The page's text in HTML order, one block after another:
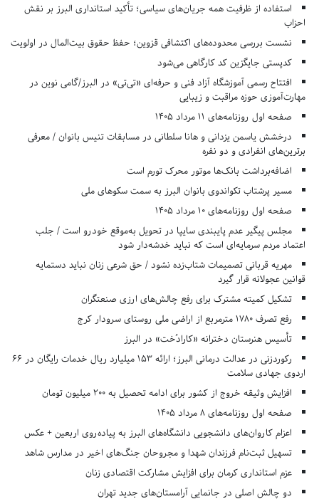
استفاده از ظرفیت همه جریان‌های سیاسی؛ تأکید استانداری البرز بر نقش
احزاب
نشست بررسی محدوده‌های اکتشافی قزوین؛ حفظ حقوق بیت‌المال در اولویت
کدپستی جایگزین کد کارگاهی می‌شود
افتتاح رسمی آموزشگاه آزاد فنی و حرفه‌ای «تی‌تی» در البرز/گامی نوین در
مهارت‌آموزی حوزه مراقبت و زیبایی
صفحه اول روزنامه‌های 11 مرداد 1405
درخشش یاسمن یزدانی و هانا سلطانی در مسابقات تنیس بانوان / معرفی
برترین‌های انفرادی و دو نفره
اضافه‌برداشت بانک‌ها موتور محرک تورم است
مسیر پرشتاب تکواندوی بانوان البرز به سمت سکوهای ملی
صفحه اول روزنامه‌های 10 مرداد 1405
مجلس پیگیر عدم پایبندی سایپا در تحویل به‌موقع خودرو است / جلب
اعتماد مردم سرمایه‌ای است که نباید خدشه‌دار شود
مهریه قربانی تصمیمات شتاب‌زده نشود / حق شرعی زنان نباید دستمایه
قوانین عجولانه قرار گیرد
تشکیل کمیته مشترک برای رفع چالش‌های ارزی صنعتگران
رفع تصرف ۱۷۸۰ مترمربع از اراضی ملی روستای سرودار کرج
تأسیس هنرستان دخترانه «کارادُخت» در البرز
رکوردزنی در عدالت درمانی البرز؛ ارائه ۱۵۳ میلیارد ریال خدمات رایگان در ۶۶
اردوی جهادی سلامت
افزایش وثیقه خروج از کشور برای ادامه تحصیل به ۲۰۰ میلیون تومان
صفحه اول روزنامه‌های 8 مرداد 1405
اعزام کاروان‌های دانشجویی دانشگاه‌های البرز به پیاده‌روی اربعین + عکس
تسهیل ثبت‌نام فرزندان شهدا و مجروحان جنگ‌های اخیر در مدارس شاهد
عزم استانداری کرمان برای افزایش مشارکت اقتصادی زنان
دو چالش اصلی در جانمایی آرامستان‌های جدید تهران